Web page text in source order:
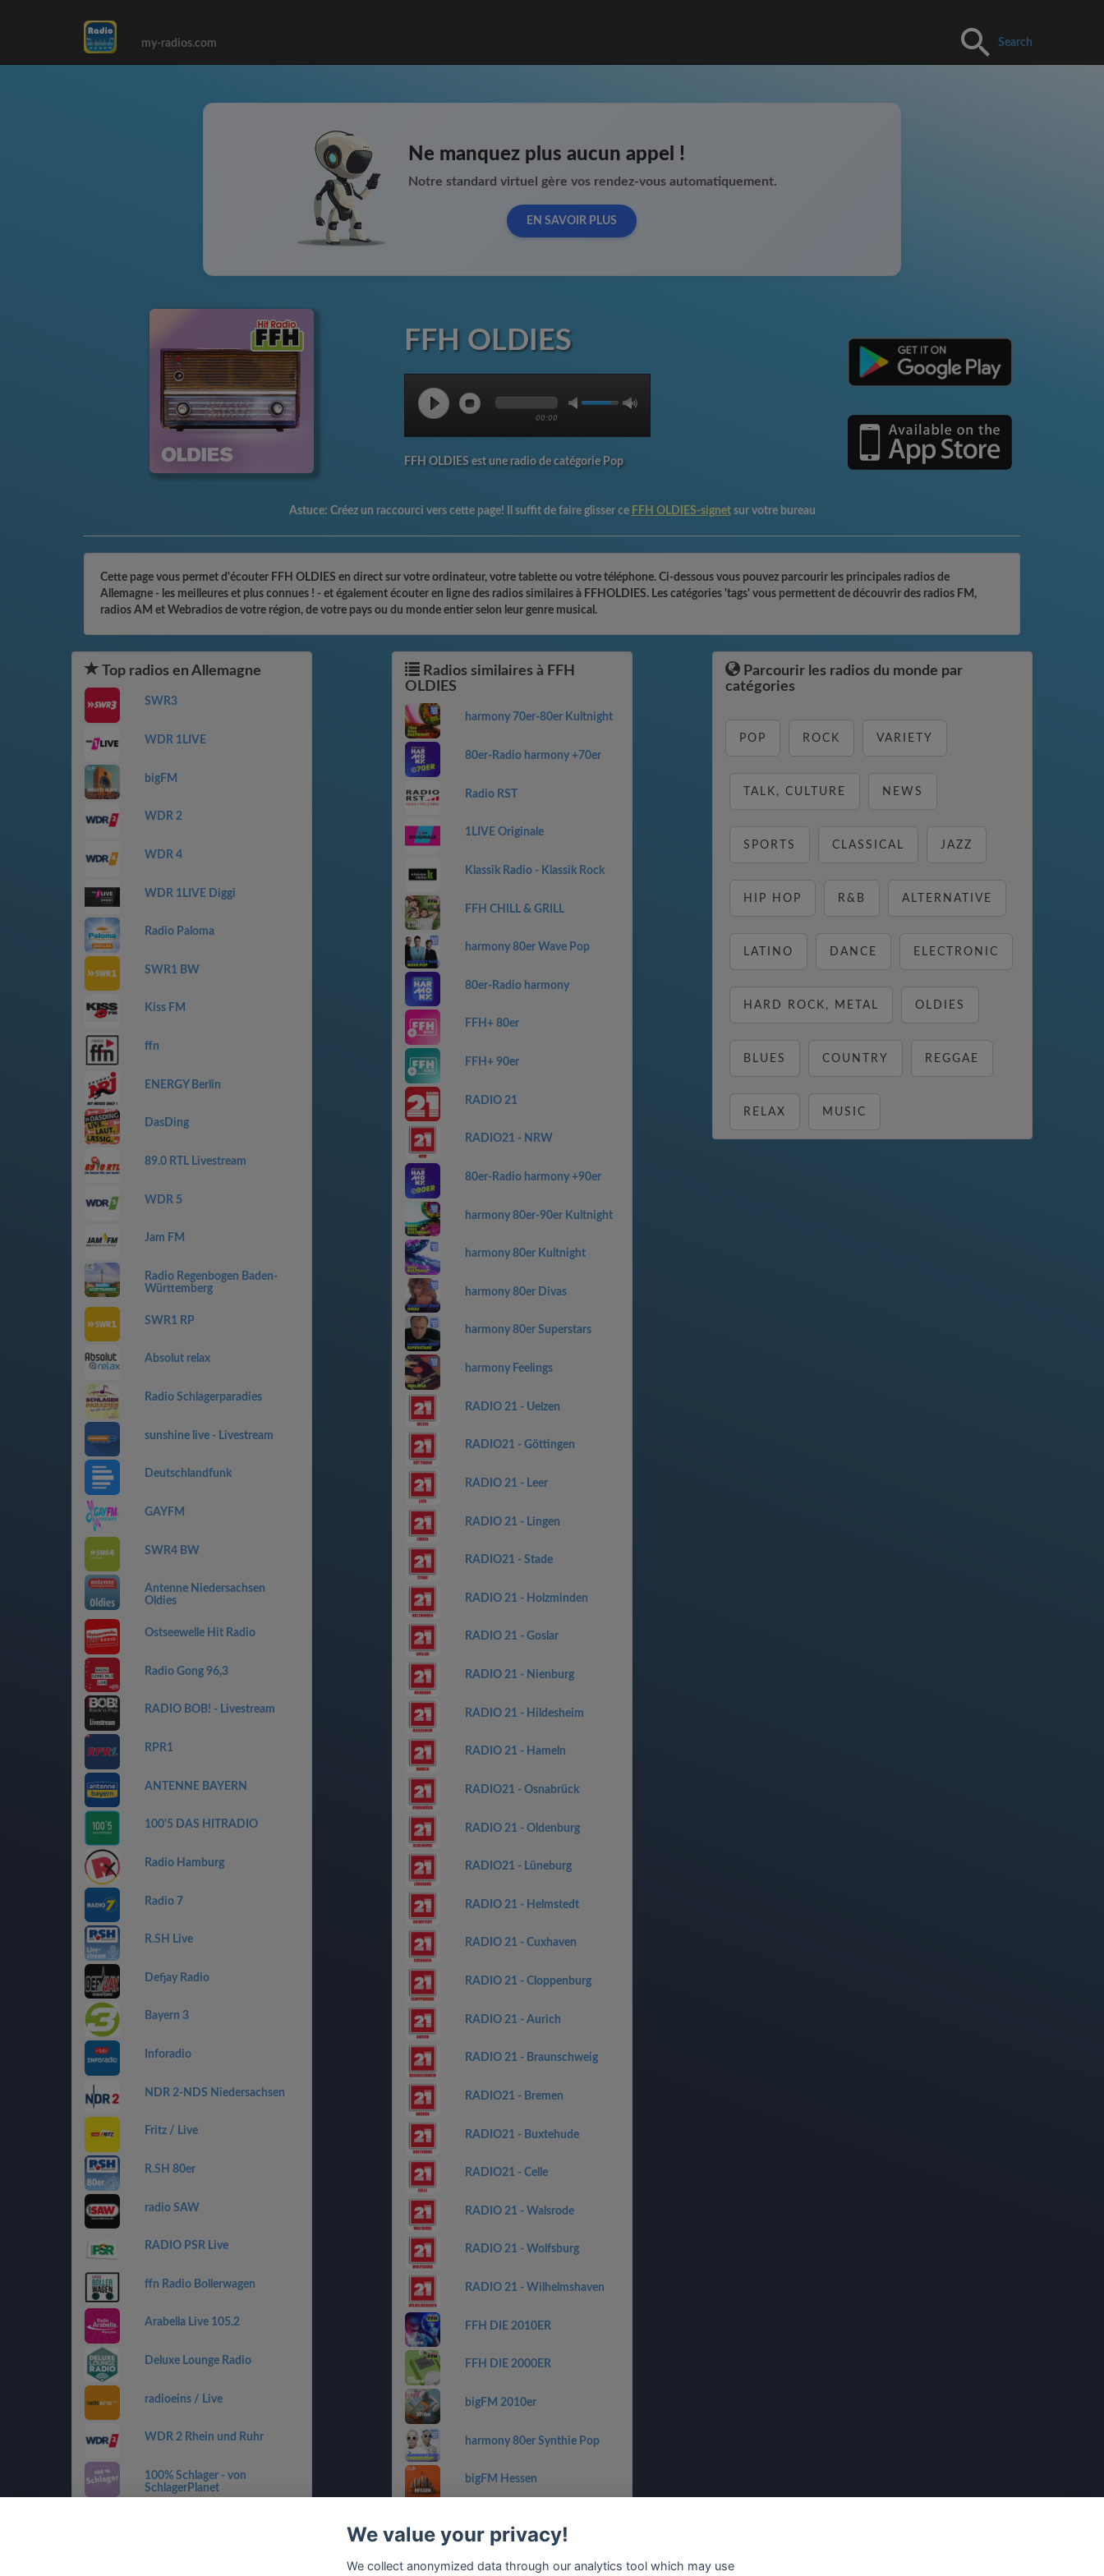
my-radios.com Search
Ne manquez plus aucun appel !
Notre standard virtuel gère vos rendez-vous automatiquement.
EN SAVOIR PLUS
FFH OLDIES
00:00
FFH OLDIES est une radio de catégorie Pop
Astuce: Créez un raccourci vers cette page! Il suffit de faire glisser ce FFH OLDIES-signet sur votre bureau
Cette page vous permet d'écouter FFH OLDIES en direct sur votre ordinateur, votre tablette ou votre téléphone. Ci-dessous vous pouvez parcourir les principales radios de
Allemagne - les meilleures et plus connues ! - et également écouter en ligne des radios similaires à FFHOLDIES. Les catégories 'tags' vous permettent de découvrir des radios FM,
radios AM et Webradios de votre région, de votre pays ou du monde entier selon leur genre musical.
Top radios en Allemagne
SWR3
WDR 1LIVE
bigFM
WDR 2
WDR 4
WDR 1LIVE Diggi
Radio Paloma
SWR1 BW
Kiss FM
ffn
ENERGY Berlin
DasDing
89.0 RTL Livestream
WDR 5
Jam FM
Radio Regenbogen Baden-
Württemberg
SWR1 RP
Absolut relax
Radio Schlagerparadies
sunshine live - Livestream
Deutschlandfunk
GAYFM
SWR4 BW
Antenne Niedersachsen
Oldies
Ostseewelle Hit Radio
Radio Gong 96,3
RADIO BOB! - Livestream
RPR1
ANTENNE BAYERN
100'5 DAS HITRADIO
Radio Hamburg
Radio 7
R.SH Live
Defjay Radio
Bayern 3
Inforadio
NDR 2-NDS Niedersachsen
Fritz / Live
R.SH 80er
radio SAW
RADIO PSR Live
ffn Radio Bollerwagen
Arabella Live 105.2
Deluxe Lounge Radio
radioeins / Live
WDR 2 Rhein und Ruhr
100% Schlager - von
SchlagerPlanet
Radios similaires à FFH
OLDIES
harmony 70er-80er Kultnight
80er-Radio harmony +70er
Radio RST
1LIVE Originale
Klassik Radio - Klassik Rock
FFH CHILL & GRILL
harmony 80er Wave Pop
80er-Radio harmony
FFH+ 80er
FFH+ 90er
RADIO 21
RADIO21 - NRW
80er-Radio harmony +90er
harmony 80er-90er Kultnight
harmony 80er Kultnight
harmony 80er Divas
harmony 80er Superstars
harmony Feelings
RADIO 21 - Uelzen
RADIO21 - Göttingen
RADIO 21 - Leer
RADIO 21 - Lingen
RADIO21 - Stade
RADIO 21 - Holzminden
RADIO 21 - Goslar
RADIO 21 - Nienburg
RADIO 21 - Hildesheim
RADIO 21 - Hameln
RADIO21 - Osnabrück
RADIO 21 - Oldenburg
RADIO21 - Lüneburg
RADIO 21 - Helmstedt
RADIO 21 - Cuxhaven
RADIO 21 - Cloppenburg
RADIO 21 - Aurich
RADIO 21 - Braunschweig
RADIO21 - Bremen
RADIO21 - Buxtehude
RADIO21 - Celle
RADIO 21 - Walsrode
RADIO 21 - Wolfsburg
RADIO 21 - Wilhelmshaven
FFH DIE 2010ER
FFH DIE 2000ER
bigFM 2010er
harmony 80er Synthie Pop
bigFM Hessen
Parcourir les radios du monde par
catégories
POP ROCK VARIETY
TALK, CULTURE NEWS
SPORTS CLASSICAL JAZZ
HIP HOP R&B ALTERNATIVE
LATINO DANCE ELECTRONIC
HARD ROCK, METAL OLDIES
BLUES COUNTRY REGGAE
RELAX MUSIC
We value your privacy!
We collect anonymized data through our analytics tool which may use